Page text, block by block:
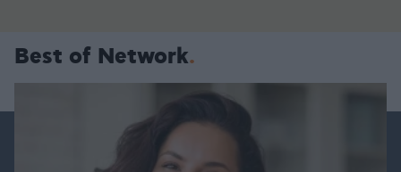
Best of Network